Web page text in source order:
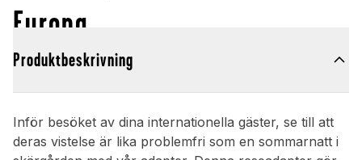
Europa
Produktbeskrivning
Inför besöket av dina internationella gäster, se till att
deras vistelse är lika problemfri som en sommarnatt i